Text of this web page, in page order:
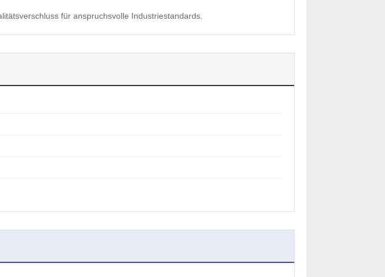
für anspruchsvolle Industriestandards.